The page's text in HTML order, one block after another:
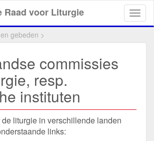
Raad voor Liturgie
gebeden >
commissies
resp.
instituten
de liturgie in verschillende landen
links: